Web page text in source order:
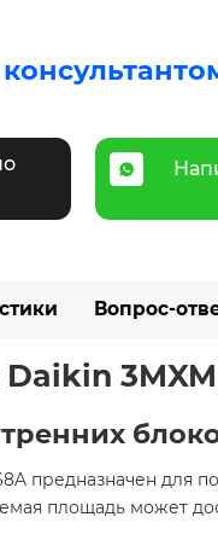
Вопрос-
предназначен для
площадь может